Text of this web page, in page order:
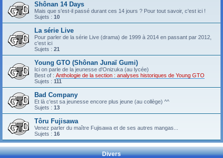
Shônan 14 Days
Mais que s'est-il passé durant ces 14 jours ? Pour tout savoir, c'est ici !
Sujets : 10
La série Live
Pour parler de la série Live (drama) de 1999 à 2014 en passant par 2012,
c'est ici
Sujets : 21
Young GTO (Shônan Junaï Gumi)
Ici on parle de la jeunesse d'Onizuka (au lycée)
Best of : Anthologie de la section : analyses historiques de Young GTO
Sujets : 111
Bad Company
Et là c'est sa jeunesse encore plus jeune (au collège) ^^
Sujets : 13
Tôru Fujisawa
Venez parler du maître Fujisawa et de ses autres mangas...
Sujets : 16
Divers